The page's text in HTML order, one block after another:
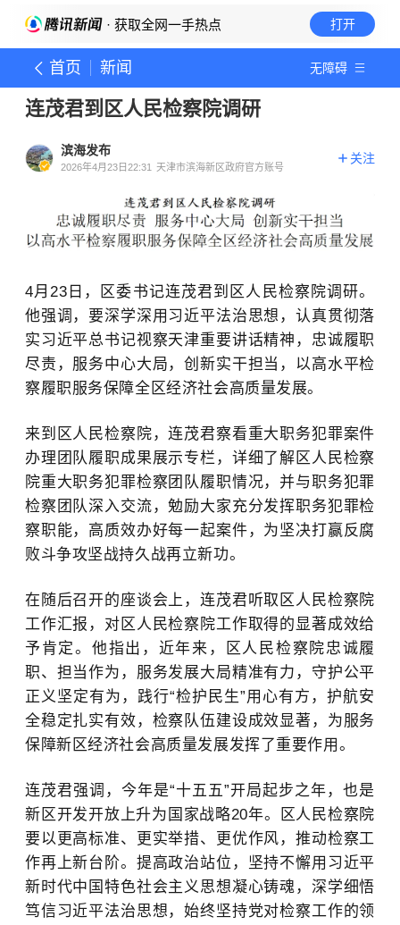
· 获取全网一手热点 打开
首页 新闻 无障碍
连茂君到区人民检察院调研
滨海发布
2026年4月23日22:31 天津市滨海新区政府官方账号
关注
4月23日，区委书记连茂君到区人民检察院调研。
他强调，要深学深用习近平法治思想，认真贯彻落
实习近平总书记视察天津重要讲话精神，忠诚履职
尽责，服务中心大局，创新实干担当，以高水平检
察履职服务保障全区经济社会高质量发展。
来到区人民检察院，连茂君察看重大职务犯罪案件
办理团队履职成果展示专栏，详细了解区人民检察
院重大职务犯罪检察团队履职情况，并与职务犯罪
检察团队深入交流，勉励大家充分发挥职务犯罪检
察职能，高质效办好每一起案件，为坚决打赢反腐
败斗争攻坚战持久战再立新功。
在随后召开的座谈会上，连茂君听取区人民检察院
工作汇报，对区人民检察院工作取得的显著成效给
予肯定。他指出，近年来，区人民检察院忠诚履
职、担当作为，服务发展大局精准有力，守护公平
正义坚定有为，践行“检护民生”用心有方，护航安
全稳定扎实有效，检察队伍建设成效显著，为服务
保障新区经济社会高质量发展发挥了重要作用。
连茂君强调，今年是“十五五”开局起步之年，也是
新区开发开放上升为国家战略20年。区人民检察院
要以更高标准、更实举措、更优作风，推动检察工
作再上新台阶。提高政治站位，坚持不懈用习近平
新时代中国特色社会主义思想凝心铸魂，深学细悟
笃信习近平法治思想，始终坚持党对检察工作的领